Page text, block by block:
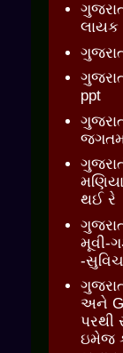
લાયક
ppt
થઈ રે
મૂવી-
-
અને
પરથી
ઇમેજ